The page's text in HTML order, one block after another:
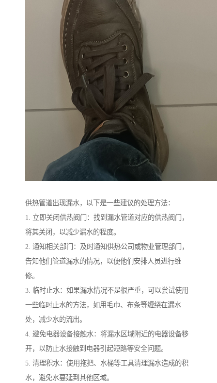
供热管道出现漏水，以下是一些建议的处理方法：
1. 立即关闭供热阀门：找到漏水管道对应的供热阀门，
将其关闭，以减少漏水的程度。
2. 通知相关部门：及时通知供热公司或物业管理部门，
告知他们管道漏水的情况，以便他们安排人员进行维
修。
3. 临时止水：如果漏水情况不是很严重，可以尝试使用
一些临时止水的方法，如用毛巾、布条等缠绕在漏水
处，减少水的流出。
4. 避免电器设备接触水：将漏水区域附近的电器设备移
开，以防止水接触到电器引起短路等安全问题。
5. 清理积水：使用拖把、水桶等工具清理漏水造成的积
水，避免水蔓延到其他区域。